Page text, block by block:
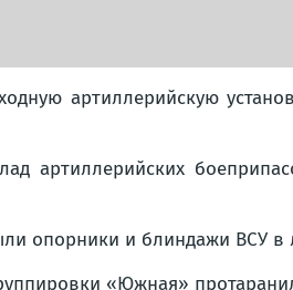
артиллерийскую
артиллерийских
опорники и блиндажи ВСУ в
«Южная»